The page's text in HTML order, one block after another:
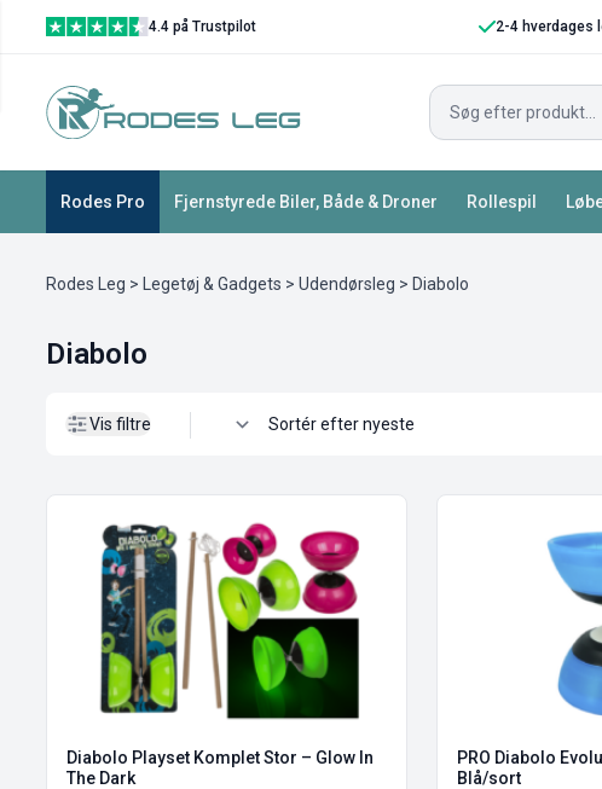
4.4 på Trustpilot 2-4 hverdages
Rodes Pro Fjernstyrede Biler, Både & Droner Rollespil
Vis filtre
Rodes Leg > Legetøj & Gadgets > Udendørsleg > Diabolo
Diabolo
Vis filtre
Diabolo Playset Komplet Stor – Glow In
The Dark
PRO Diabolo
Blå/sort